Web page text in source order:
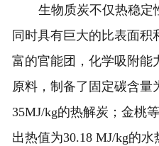
生物质炭不仅热稳定
同时具有巨大的比表面
富的官能团，化学吸附能
原料，制备了固定碳含量
35MJ/kg的热解炭；金桃
出热值为30.18 MJ/kg的